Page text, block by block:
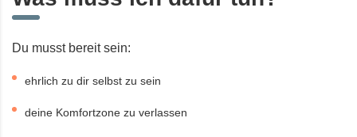
Du musst bereit sein:
ehrlich zu dir selbst zu sein
deine Komfortzone zu verlassen